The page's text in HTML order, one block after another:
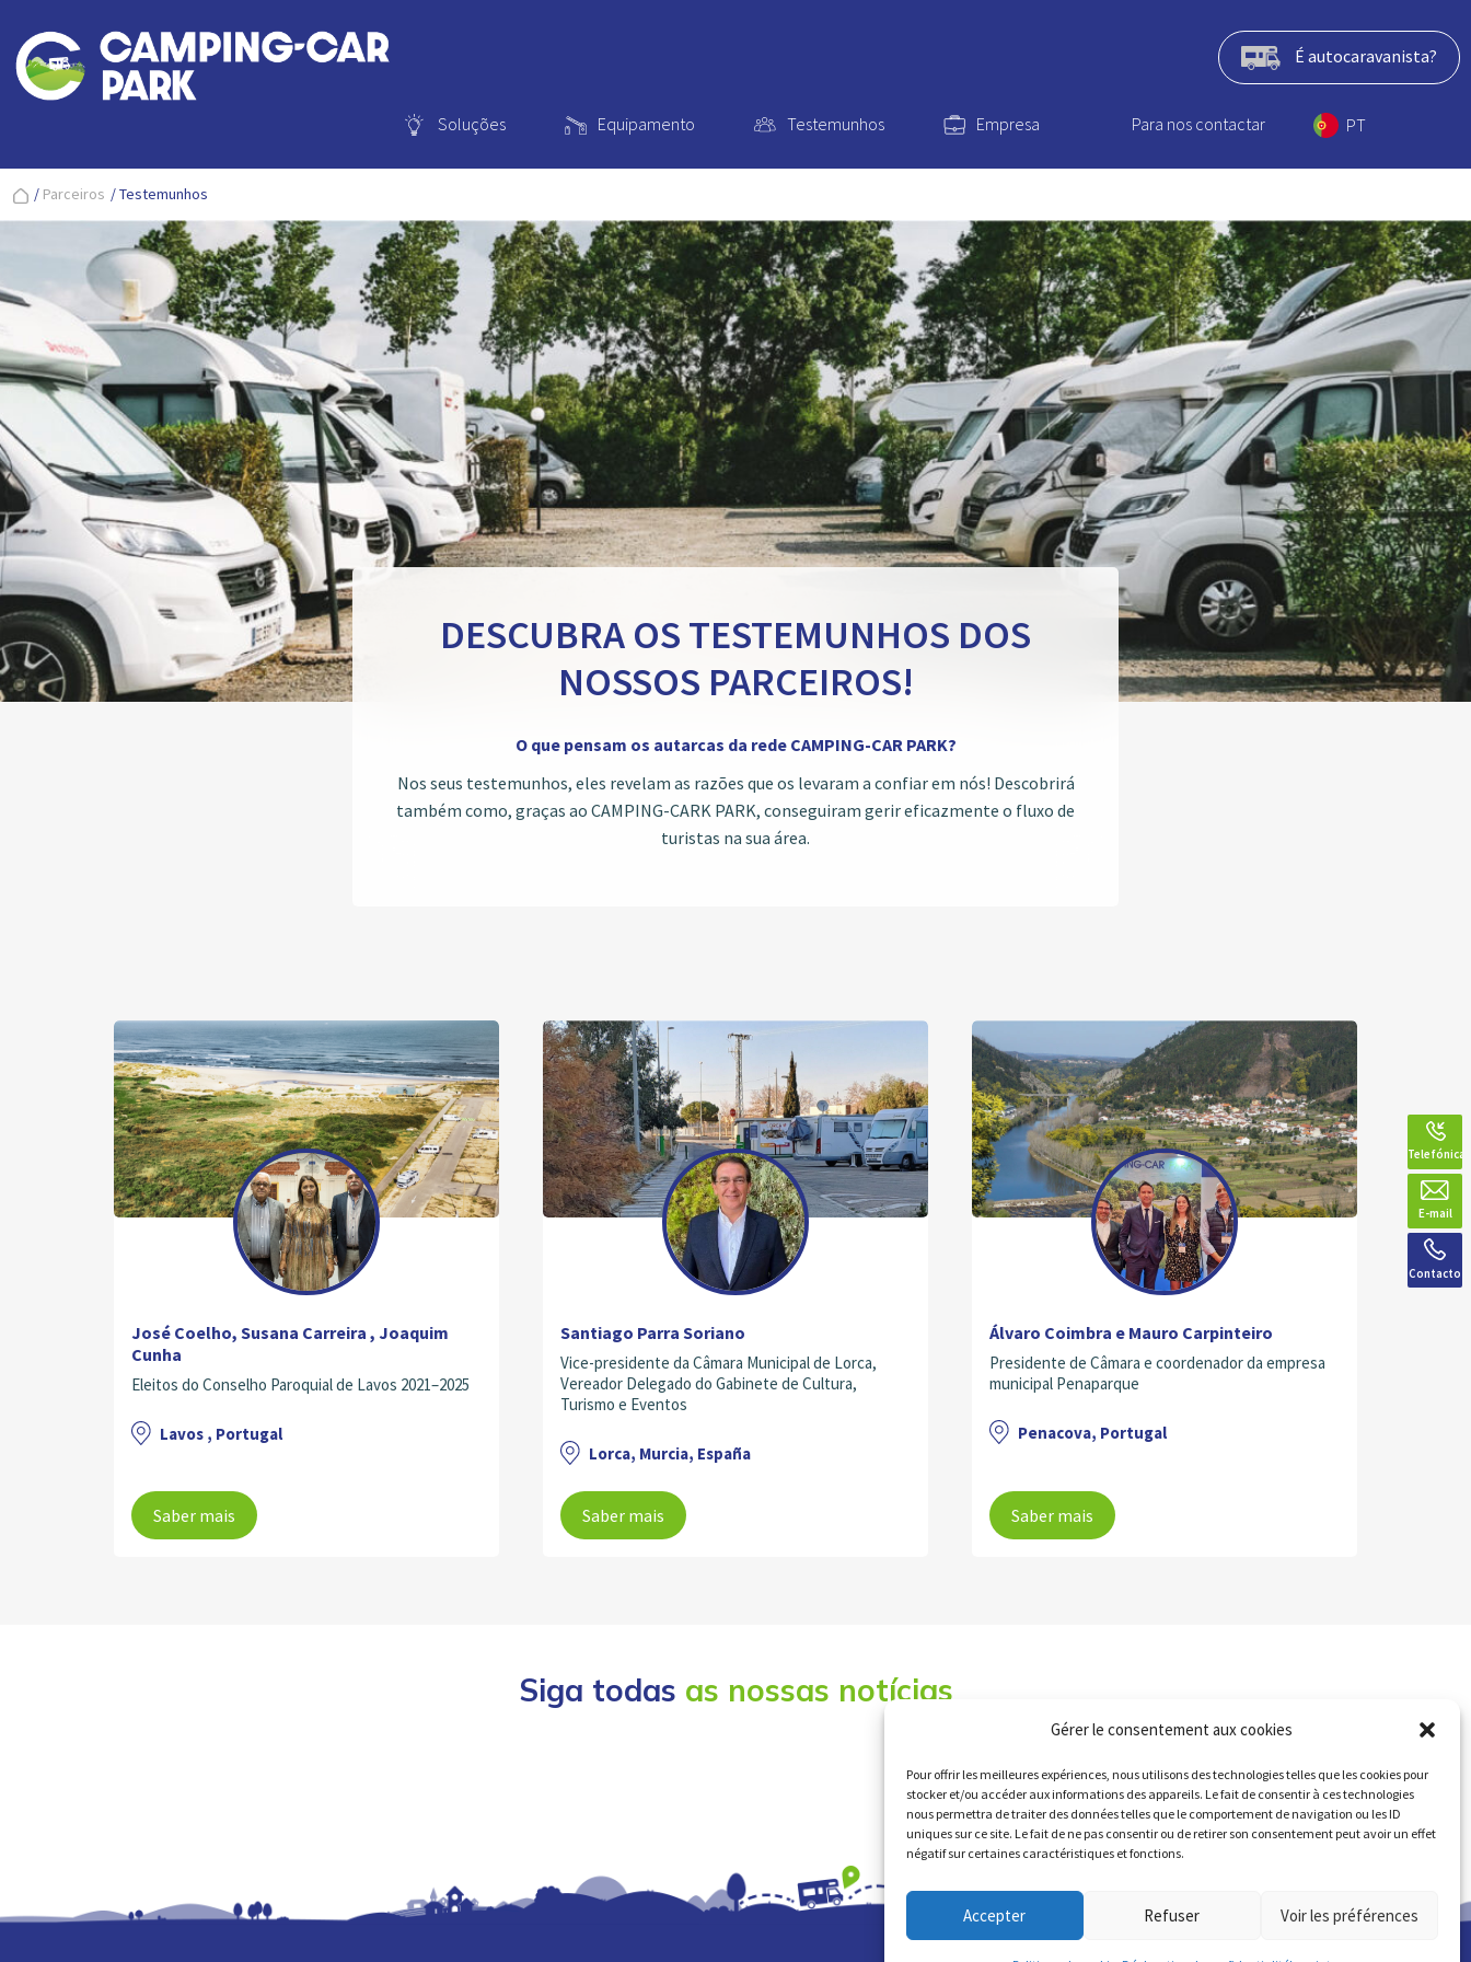
Gérer le consentement aux cookies
Pour offrir les meilleures expériences, nous utilisons des technologies telles que les cookies pour
stocker et/ou accéder aux informations des appareils. Le fait de consentir à ces technologies
nous permettra de traiter des données telles que le comportement de navigation ou les ID
uniques sur ce site. Le fait de ne pas consentir ou de retirer son consentement peut avoir un effet
négatif sur certaines caractéristiques et fonctions.
Accepter Refuser Voir les préférences
É autocaravanista?
Soluções Equipamento Testemunhos Empresa Para nos contactar PT
Telefónica
E-mail
Contacto
/ Parceiros /Testemunhos
DESCUBRA OS TESTEMUNHOS DOS
NOSSOS PARCEIROS!
O que pensam os autarcas da rede CAMPING-CAR PARK?
Nos seus testemunhos, eles revelam as razões que os levaram a confiar em nós! Descobrirá
também como, graças ao CAMPING-CARK PARK, conseguiram gerir eficazmente o fluxo de
turistas na sua área.
José Coelho, Susana Carreira , Joaquim
Cunha
Eleitos do Conselho Paroquial de Lavos 2021–2025
Lavos , Portugal
Saber mais
Santiago Parra Soriano
Vice-presidente da Câmara Municipal de Lorca,
Vereador Delegado do Gabinete de Cultura,
Turismo e Eventos
Lorca, Murcia, España
Saber mais
Álvaro Coimbra e Mauro Carpinteiro
Presidente de Câmara e coordenador da empresa
municipal Penaparque
Penacova, Portugal
Saber mais
Siga todas as nossas notícias